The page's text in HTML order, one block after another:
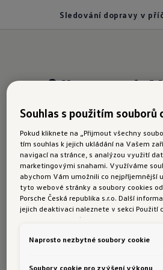
Sledování dopravy v
Můžete
roh
Asistent pro
v příčném směru
Volitelný asistent pro
v přední části vozu, které
před vaším vozem a při
Souhlas s použitím souborů
Pokud kliknete na „Přijmout všechny
tím souhlas k jejich ukládání na Vašem
navigací na stránce, s analýzou využití
marketingovými snahami. Využíváme
abychom Vám umožnili co nejpříjemnější
tyto webové stránky a soubory cookies
Porsche Česká republika s.r.o. Další
jejich deaktivaci naleznete v sekci Použití
části této stránky).
Naprosto nezbytné soubory cookie
Soubory cookie pro zvýšení výkonu